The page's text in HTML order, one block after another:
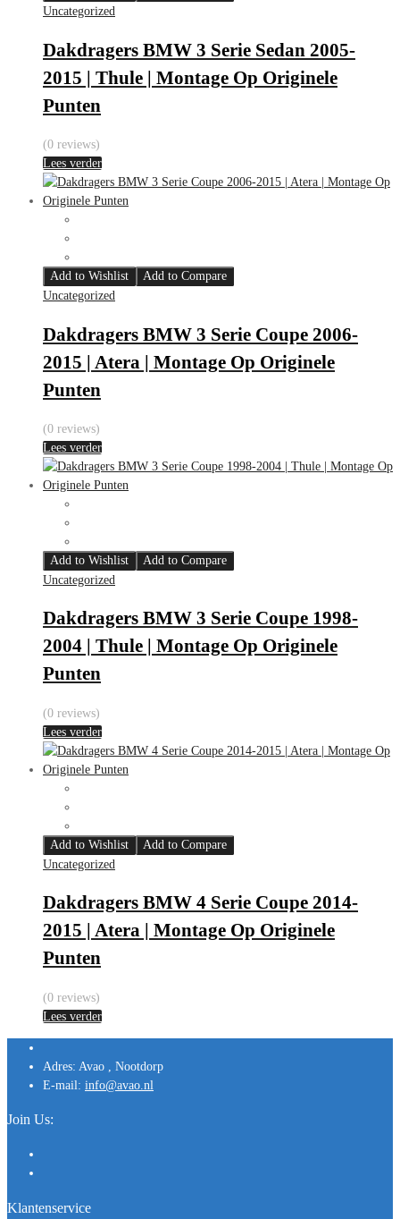
Uncategorized
Dakdragers BMW 3 Serie Sedan 2005-
2015 | Thule | Montage Op Originele
Punten
(0 reviews)
Lees verder
Add to Wishlist
Add to Compare
Uncategorized
Dakdragers BMW 3 Serie Coupe 2006-
2015 | Atera | Montage Op Originele
Punten
(0 reviews)
Lees verder
Add to Wishlist
Add to Compare
Uncategorized
Dakdragers BMW 3 Serie Coupe 1998-
2004 | Thule | Montage Op Originele
Punten
(0 reviews)
Lees verder
Add to Wishlist
Add to Compare
Uncategorized
Dakdragers BMW 4 Serie Coupe 2014-
2015 | Atera | Montage Op Originele
Punten
(0 reviews)
Lees verder
Adres: Avao , Nootdorp
E-mail: info@avao.nl
Join Us:
Klantenservice